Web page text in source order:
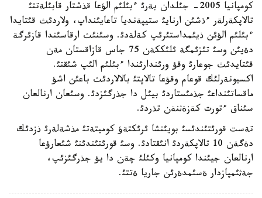
كومپانيا 2005- جئلدان بةرئ ءبئلئم الؤعا قذشتار قابئلةتتئ
تالاپكةرلةر ءذشئن ارنايئ ستيپةنديا تاعايئنداپ، ولاردئث قئتايدا
ءبئلئم الؤئن ذيئمداستئرئپ كةلةدئ. وسئنئث ارقاسئندا قازئرگة
دةيئن وسئ تئزئمگة ئلئككةن 75 جاس قازاقستان مةن
قئتايدئث جوعارئ وقؤ ورئندارئندا ءبئلئم الئپ شئقتئ.
اكسيونةرلئك قوعام وقؤعا تالاپتئ بالالاردئث باعئن اشؤ
ماقساتئنداعئ جذمئستاردئ بيئل دا جذرگئزدئ. وسئعان ارنالعان
سئناق ءتورت كةزةثنةن تذردئ.
تةست قورئتئندئسئ بويئنشا ئرئكتةؤ كوميتةتئ مذشةلةرئ ذزدئك
دةگةن 10 تالاپكةردئ انئقتادئ. وسئ قورئتئندئنئ شئعارؤعا
ارنالعان جيئندا كومپانيا وكئلئ چةن دا يؤ جذرگئزئپ،
جةثئمپازدار ةسئمدةرئن جاريا ةتتئ.